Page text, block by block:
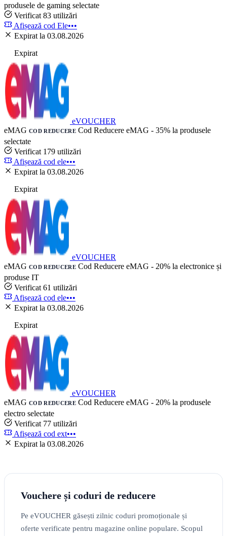
produsele de gaming selectate
Verificat 83 utilizări
Afișează cod Ele•••
Expirat la 03.08.2026
Expirat
eVOUCHER
eMAG COD REDUCERE Cod Reducere eMAG - 35% la produsele
selectate
Verificat 179 utilizări
Afișează cod ele•••
Expirat la 03.08.2026
Expirat
eVOUCHER
eMAG COD REDUCERE Cod Reducere eMAG - 20% la electronice și
produse IT
Verificat 61 utilizări
Afișează cod ele•••
Expirat la 03.08.2026
Expirat
eVOUCHER
eMAG COD REDUCERE Cod Reducere eMAG - 20% la produsele
electro selectate
Verificat 77 utilizări
Afișează cod ext•••
Expirat la 03.08.2026
Vouchere și coduri de reducere
Pe eVOUCHER găsești zilnic coduri promoționale și
oferte verificate pentru magazine online populare. Scopul